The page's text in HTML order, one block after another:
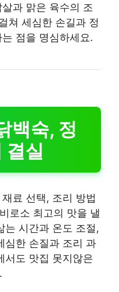
과 맑은 육수의 조
쳐 세심한 손길과 정
점을 명심하세요.
백숙, 정
결실
료 선택, 조리 방법
로소 최고의 맛을 낼
는 시간과 온도 조절,
심한 손질과 조리 과
서도 맛집 못지않은